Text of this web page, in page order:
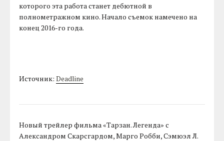
которого эта работа станет дебютной в
полнометражном кино. Начало съемок намечено на
конец 2016-го года.
Источник:Deadline
Новый трейлер фильма «Тарзан. Легенда» с
Александром Скарсгардом, Марго Робби, Сэмюэл Л.